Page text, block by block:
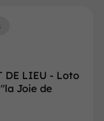
DE LIEU - Loto
Joie de